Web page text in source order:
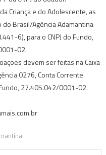
Criança e do Adolescente, as
Brasil/Agência Adamantina
6), para o CNPJ do Fundo,
02.
devem ser feitas na Caixa
0276, Conta Corrente
27.405.042/0001-02.